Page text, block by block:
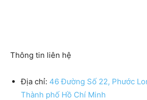
Thông tin liên hệ
Địa chỉ: 46 Đường Số 22, Phước
Thành phố Hồ Chí Minh